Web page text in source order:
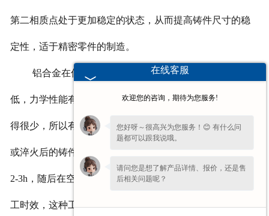
第二相质点处于更加稳定的状态，从而提高铸件尺寸的稳
定性，适于精密零件的制造。
铝合金在低温下没有脆性断裂的倾向，随着温度的降
低，力学性能有某些变化，强度有所提高，但塑性却降低
得很少，所以有时为了减小或消除铸件内应力，可将铸造
或淬火后的铸件，冷却到
2-3h ，随后在空气或热水中加热到室温，或者是接着进行人
工时效，这种工艺称冷处理。
在线客服
欢迎您的咨询，期待为您服务!
您好呀～很高兴为您服务！😊 有什么问
题都可以跟我说哦。
请问您是想了解产品详情、报价，还是售
后相关问题呢？